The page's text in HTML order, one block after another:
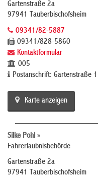
Gartenstraße 2a
97941 Tauberbischofsheim
09341/82-5887
09341/828-5860
Kontaktformular
005
Postanschrift: Gartenstraße
Karte anzeigen
Silke Pohl »
Fahrerlaubnisbehörde
Gartenstraße 2a
97941 Tauberbischofsheim